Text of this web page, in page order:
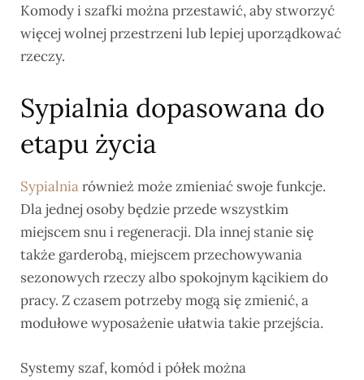
Komody i szafki można przestawić, aby stworzyć
więcej wolnej przestrzeni lub lepiej uporządkować
rzeczy.
Sypialnia dopasowana do
etapu życia
Sypialniarównież może zmieniać swoje funkcje.
Dla jednej osoby będzie przede wszystkim
miejscem snu i regeneracji. Dla innej stanie się
także garderobą, miejscem przechowywania
sezonowych rzeczy albo spokojnym kącikiem do
pracy. Z czasem potrzeby mogą się zmienić, a
modułowe wyposażenie ułatwia takie przejścia.
Systemy szaf, komód i półek można